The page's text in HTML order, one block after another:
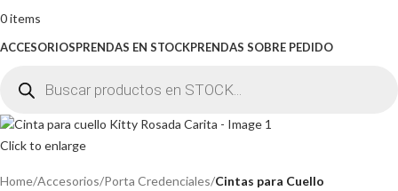
0items
ACCESORIOSPRENDAS EN STOCKPRENDAS SOBRE PEDIDO
Click to enlarge
Home Accesorios Porta Credenciales Cintas para Cuello